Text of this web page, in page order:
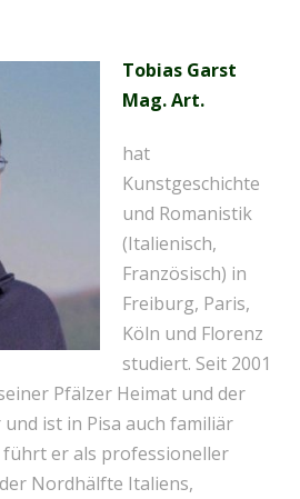
Tobias Garst
Mag. Art.
hat
Kunstgeschichte
und Romanistik
(Italienisch,
Französisch) in
Freiburg, Paris,
Köln und Florenz
studiert. Seit 2001
Pfälzer Heimat und der
ist in Pisa auch familiär
führt er als professioneller
Nordhälfte Italiens,